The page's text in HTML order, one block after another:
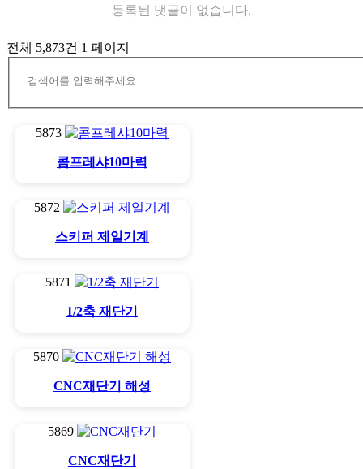
등록된 댓글이 없습니다.
전체 5,873건 1 페이지
5873
콤프레샤10마력
5872
스키퍼 제일기계
5871
1/2축 재단기
5870
CNC재단기 해성
5869
CNC재단기